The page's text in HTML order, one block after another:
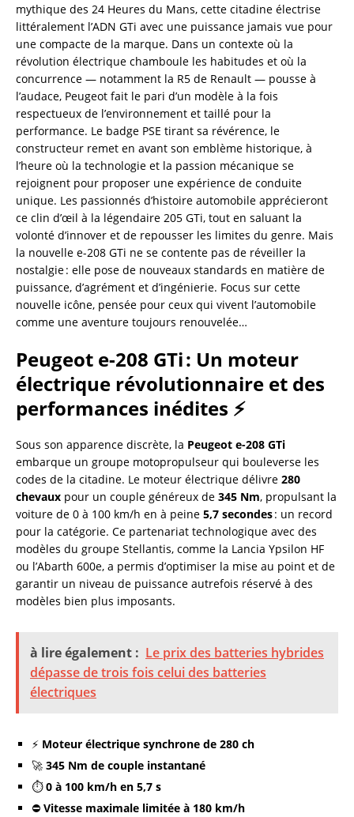
mythique des 24 Heures du Mans, cette citadine électrise
littéralement l’ADN GTi avec une puissance jamais vue pour
une compacte de la marque. Dans un contexte où la
révolution électrique chamboule les habitudes et où la
concurrence — notamment la R5 de Renault — pousse à
l’audace, Peugeot fait le pari d’un modèle à la fois
respectueux de l’environnement et taillé pour la
performance. Le badge PSE tirant sa révérence, le
constructeur remet en avant son emblème historique, à
l’heure où la technologie et la passion mécanique se
rejoignent pour proposer une expérience de conduite
unique. Les passionnés d’histoire automobile apprécieront
ce clin d’œil à la légendaire 205 GTi, tout en saluant la
volonté d’innover et de repousser les limites du genre. Mais
la nouvelle e-208 GTi ne se contente pas de réveiller la
nostalgie : elle pose de nouveaux standards en matière de
puissance, d’agrément et d’ingénierie. Focus sur cette
nouvelle icône, pensée pour ceux qui vivent l’automobile
comme une aventure toujours renouvelée…
Peugeot e-208 GTi : Un moteur
électrique révolutionnaire et des
performances inédites ⚡
Sous son apparence discrète, la Peugeot e-208 GTi
embarque un groupe motopropulseur qui bouleverse les
codes de la citadine. Le moteur électrique délivre 280
chevaux pour un couple généreux de 345 Nm, propulsant la
voiture de 0 à 100 km/h en à peine 5,7 secondes: un record
pour la catégorie. Ce partenariat technologique avec des
modèles du groupe Stellantis, comme la Lancia Ypsilon HF
ou l’Abarth 600e, a permis d’optimiser la mise au point et de
garantir un niveau de puissance autrefois réservé à des
modèles bien plus imposants.
à lire également : Le prix des batteries hybrides
dépasse de trois fois celui des batteries
électriques
⚡ Moteur électrique synchrone de 280 ch
🚀 345 Nm de couple instantané
⏱️0 à 100 km/h en 5,7 s
⛔ Vitesse maximale limitée à 180 km/h